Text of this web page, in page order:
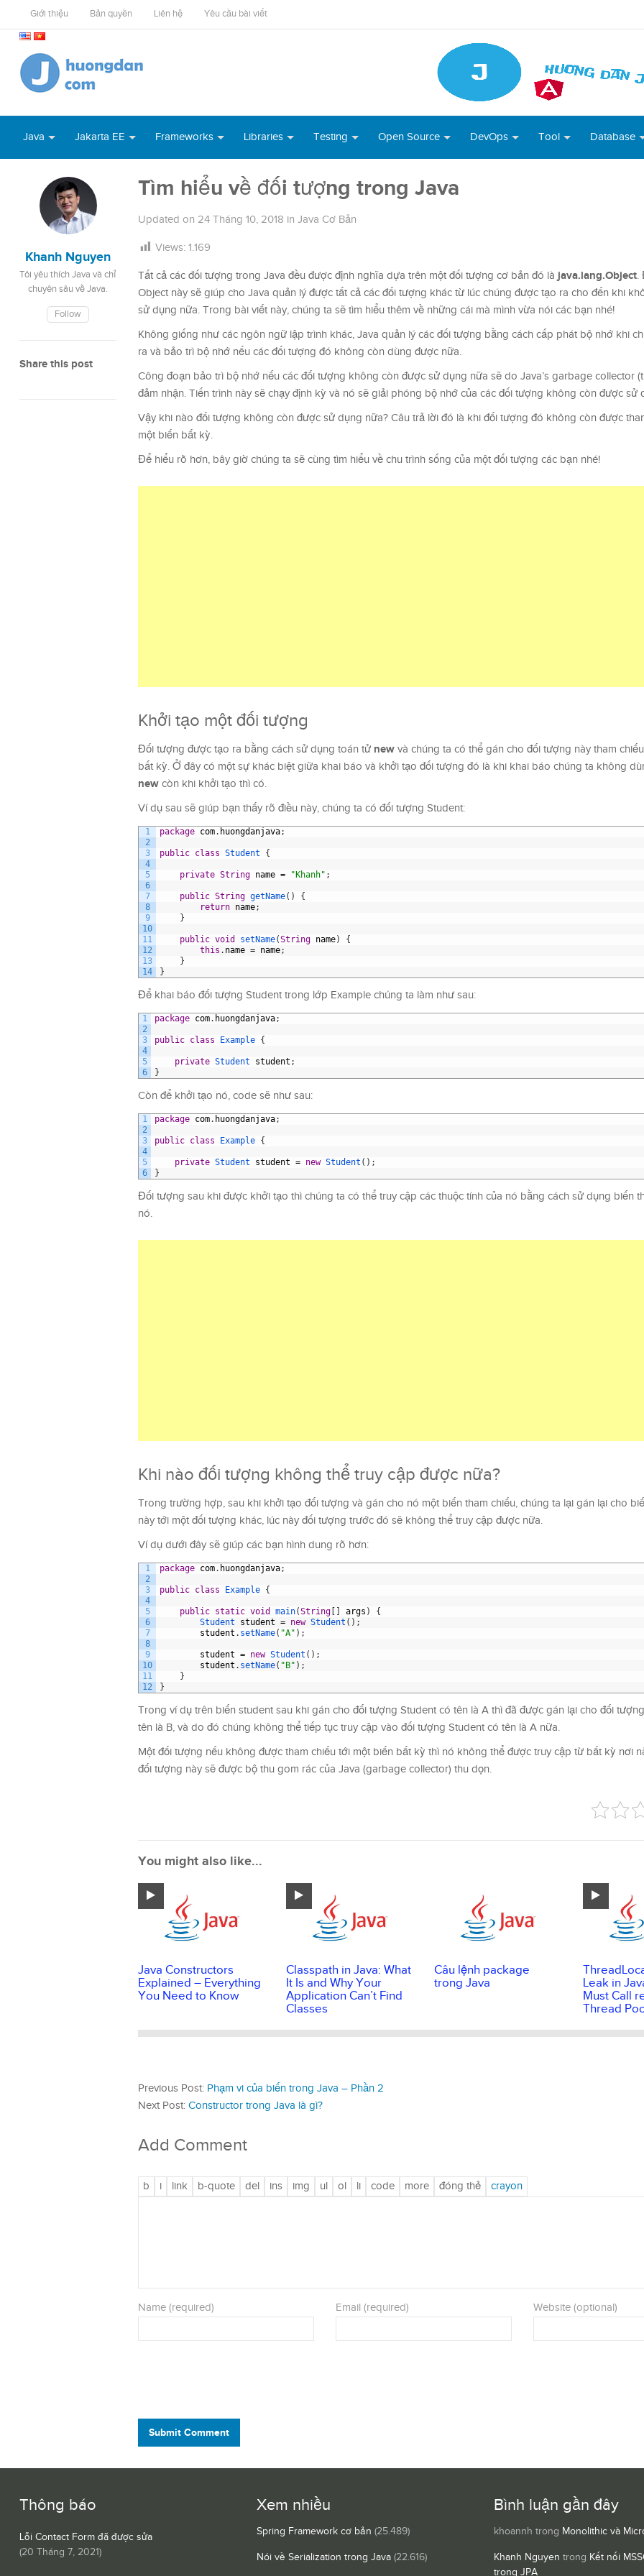
Giới thiệu Bản quyền Liên hệ Yêu cầu bài viết
Java Jakarta EE Frameworks Libraries Testing Open Source DevOps Tool Database
Khanh Nguyen
Tôi yêu thích Java và chỉ
chuyên sâu về Java.
Follow
Share this post
Tìm hiểu về đối tượng trong Java
Updated on 24 Tháng 10, 2018 in Java Cơ Bản
Views: 1.169
Tất cả các đối tượng trong Java đều được định nghĩa dựa trên một đối tượng cơ bản đó là java.lang.Object.
Object này sẽ giúp cho Java quản lý được tất cả các đối tượng khác từ lúc chúng được tạo ra cho đến khi
sử dụng nữa. Trong bài viết này, chúng ta sẽ tìm hiểu thêm về những cái mà mình vừa nói các bạn nhé!
Không giống như các ngôn ngữ lập trình khác, Java quản lý các đối tượng bằng cách cấp phát bộ nhớ khi
ra và bảo trì bộ nhớ nếu các đối tượng đó không còn dùng được nữa.
Công đoạn bảo trì bộ nhớ nếu các đối tượng không còn được sử dụng nữa sẽ do Java’s garbage collector
đảm nhận. Tiến trình này sẽ chạy định kỳ và nó sẽ giải phóng bộ nhớ của các đối tượng không còn được sử
Vậy khi nào đối tượng không còn được sử dụng nữa? Câu trả lời đó là khi đối tượng đó không còn được
một biến bất kỳ.
Để hiểu rõ hơn, bây giờ chúng ta sẽ cùng tìm hiểu về chu trình sống của một đối tượng các bạn nhé!
Khởi tạo một đối tượng
Đối tượng được tạo ra bằng cách sử dụng toán tử new và chúng ta có thể gán cho đối tượng này tham
bất kỳ. Ở đây có một sự khác biệt giữa khai báo và khởi tạo đối tượng đó là khi khai báo chúng ta không
new còn khi khởi tạo thì có.
Ví dụ sau sẽ giúp bạn thấy rõ điều này, chúng ta có đối tượng Student:
1
2
3
4
5
6
7
8
9
10
11
12
13
14
package com. huongdanjava;
public class Student {
private String name = "Khanh" ;
public String getName( )
{
return name;
}
public void setName(String name)
{
this . name = name;
}
}
Để khai báo đối tượng Student trong lớp Example chúng ta làm như sau:
1
2
3
4
5
6
package com. huongdanjava;
public class Example {
private Student student ;
}
Còn để khởi tạo nó, code sẽ như sau:
1
2
3
4
5
6
package com. huongdanjava;
public class Example {
private Student student = new Student ( ) ;
}
Đối tượng sau khi được khởi tạo thì chúng ta có thể truy cập các thuộc tính của nó bằng cách sử dụng biến
nó.
Khi nào đối tượng không thể truy cập được nữa?
Trong trường hợp, sau khi khởi tạo đối tượng và gán cho nó một biến tham chiếu, chúng ta lại gán lại cho
này tới một đối tượng khác, lúc này đối tượng trước đó sẽ không thể truy cập được nữa.
Ví dụ dưới đây sẽ giúp các bạn hình dung rõ hơn:
1
2
3
4
5
6
7
8
9
10
11
12
package com. huongdanjava;
public class Example {
public static void main(String args )
{
Student student = new Student ( ) ;
student . setName( "A" ) ;
student = new Student ( ) ;
student . setName( "B" ) ;
}
}
Trong ví dụ trên biến student sau khi gán cho đối tượng Student có tên là A thì đã được gán lại cho đối
tên là B, và do đó chúng không thể tiếp tục truy cập vào đối tượng Student có tên là A nữa.
Một đối tượng nếu không được tham chiếu tới một biến bất kỳ thì nó không thể được truy cập từ bất kỳ nơi
đối tượng này sẽ được bộ thu gom rác của Java (garbage collector) thu dọn.
You might also like...
Java Constructors
Explained – Everything
You Need to Know
Classpath in Java: What
It Is and Why Your
Application Can’t Find
Classes
Câu lệnh package
trong Java
Leak in
Must Call
Thread
Previous Post: Phạm vi của biến trong Java – Phần 2
Next Post: Constructor trong Java là gì?
Add Comment
Name (required) Email (required) Website (optional)
Submit Comment
Thông báo
Lỗi Contact Form đã được sửa
(20 Tháng 7, 2021)
Xem nhiều
Spring Framework cơ bản (25.489)
Nói về Serialization trong Java (22.616)
Bình luận gần đây
khoannh trong Monolithic và
Khanh Nguyen trong Kết nối
trong JPA